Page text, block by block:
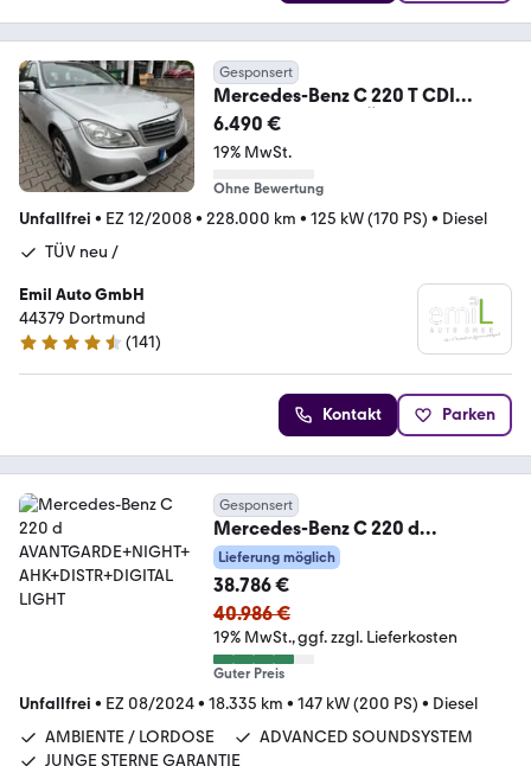
Gesponsert
Mercedes-Benz C 220 T CDI
BlueEfficiency * TÜV neu *
6.490 €
19% MwSt.
Ohne Bewertung
Unfallfrei • EZ 12/2008• 228.000 km • 125 kW (170 PS) • Diesel
TÜV neu /
Emil Auto GmbH
44379 Dortmund
4.7 Sterne
(141)
Kontakt Parken
Gesponsert
Mercedes-Benz C 220 d
AVANTGARDE+NIGHT+AHK+DISTR
+DIGITAL LIGHT
Lieferung möglich
38.786 €
40.986 €
19% MwSt. ggf. zzgl. Lieferkosten
Guter Preis
Unfallfrei • EZ 08/2024• 18.335 km • 147 kW (200 PS) • Diesel
AMBIENTE / LORDOSE
ADVANCED SOUNDSYSTEM
JUNGE STERNE GARANTIE